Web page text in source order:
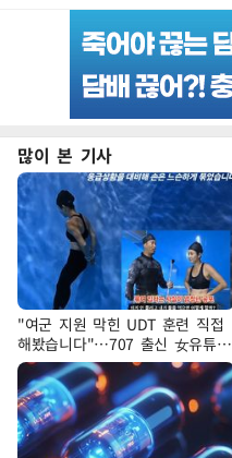
많이 본 기사
"여군 지원 막힌 UDT 훈련 직접
해봤습니다"…707 출신 女유튜버
'완벽 소화'